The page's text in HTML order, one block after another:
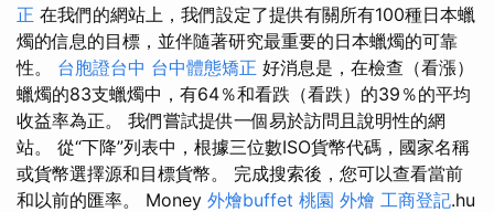
正 在我們的網站上，我們設定了提供有關所有100種日本蠟
燭的信息的目標，並伴隨著研究最重要的日本蠟燭的可靠
性。 台胞證台中 台中體態矯正 好消息是，在檢查（看漲）
蠟燭的83支蠟燭中，有64％和看跌（看跌）的39％的平均
收益率為正。 我們嘗試提供一個易於訪問且說明性的網
站。 從“下降”列表中，根據三位數ISO貨幣代碼，國家名稱
或貨幣選擇源和目標貨幣。 完成搜索後，您可以查看當前
和以前的匯率。 Money 外燴buffet 桃園 外燴 工商登記.hu